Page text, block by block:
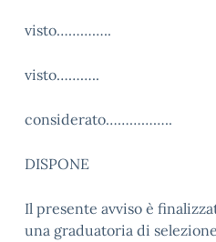
visto…………..
visto………..
considerato……………..
DISPONE
Il presente avviso è
una graduatoria di